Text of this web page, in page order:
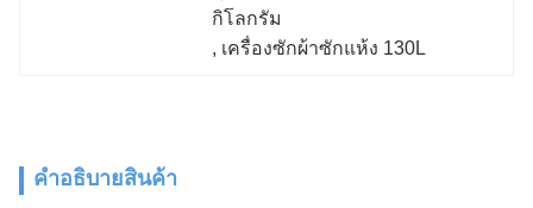
กิโลกรัม
, เครื่องซักผ้าซักแห้ง 130L
คําอธิบายสินค้า